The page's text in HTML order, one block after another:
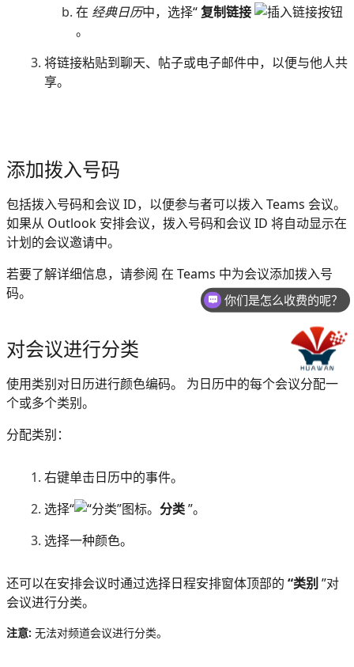
在 经典日历中，选择“复制链接
。
将链接粘贴到聊天、帖子或电子邮件中，以便与他人共
享。
添加拨入号码
包括拨入号码和会议 ID，以便参与者可以拨入 Teams 会议。
如果从 Outlook 安排会议，拨入号码和会议 ID 将自动显示在
计划的会议邀请中。
若要了解详细信息，请参阅 在 Teams 中为会议添加拨入号
码。
对会议进行分类
使用类别对日历进行颜色编码。 为日历中的每个会议分配一
个或多个类别。
分配类别：
右键单击日历中的事件。
选择“
分类”。
选择一种颜色。
还可以在安排会议时通过选择日程安排窗体顶部的 “类别 ”对
会议进行分类。
注意: 无法对频道会议进行分类。
你们是怎么收费的呢？